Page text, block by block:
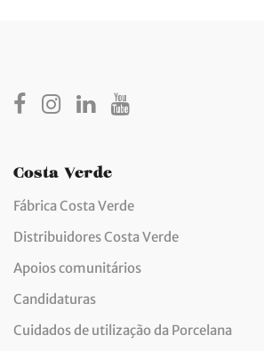
Costa Verde
Fábrica Costa Verde
Distribuidores Costa Verde
Apoios comunitários
Candidaturas
Cuidados de utilização da Porcelana